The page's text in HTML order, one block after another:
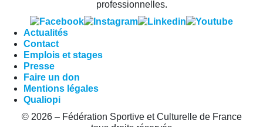
professionnelles.
Actualités
Contact
Emplois et stages
Presse
Faire un don
Mentions légales
Qualiopi
© 2026 – Fédération Sportive et Culturelle de France